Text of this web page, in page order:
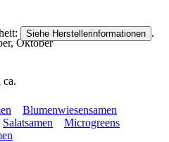
Oktober
ca.
Siehe Herstellerinformationen .
Blumenwiesensamen
Salatsamen
Microgreens